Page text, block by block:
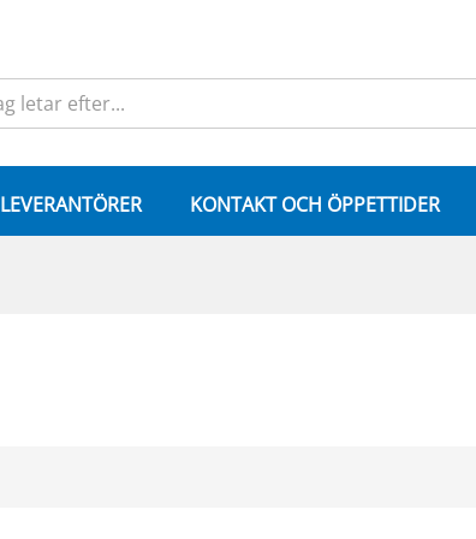
LEVERANTÖRER KONTAKT OCH ÖPPETTIDER